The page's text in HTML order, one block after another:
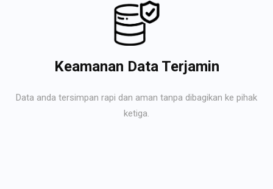
Keamanan Data Terjamin
Data anda tersimpan rapi dan aman tanpa dibagikan ke pihak
ketiga.